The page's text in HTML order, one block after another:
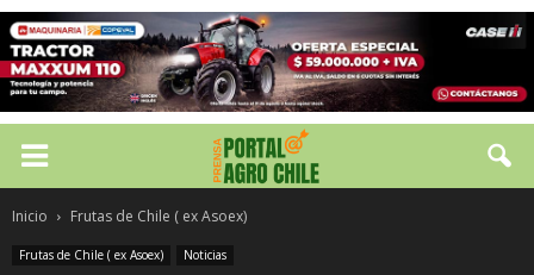
Inicio Frutas de Chile ( ex Asoex)
Frutas de Chile ( ex Asoex) Noticias